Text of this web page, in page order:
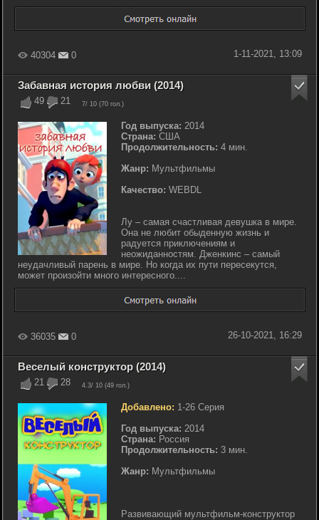
40304 0 1-11-2021, 13:09
49 21 7/ 10 (70 гол.)
Забавная история любви (2014)
Год выпуска: 2014
Страна: США
Продолжительность: 4 мин.
Жанр: Мультфильмы
Качество: WEBDL
Лу – самая счастливая девушка в мире.
Она не любит обыденную жизнь и
радуется приключениям и
неожиданностям. Дженкинс – самый
неудачливый парень в мире. Но когда их пути пересекутся,
может произойти много интересного....
36035 0 26-10-2021, 16:29
21 28 4.3/ 10 (49 гол.)
Веселый конструктор (2014)
Добавлено: 1-26 Серия
Год выпуска: 2014
Страна: Россия
Продолжительность: 3 мин.
Жанр: Мультфильмы
Развивающий мультфильм-конструктор